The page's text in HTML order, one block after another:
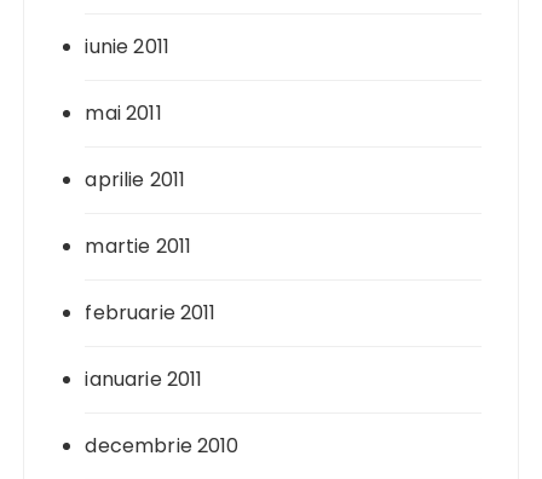
iunie 2011
mai 2011
aprilie 2011
martie 2011
februarie 2011
ianuarie 2011
decembrie 2010